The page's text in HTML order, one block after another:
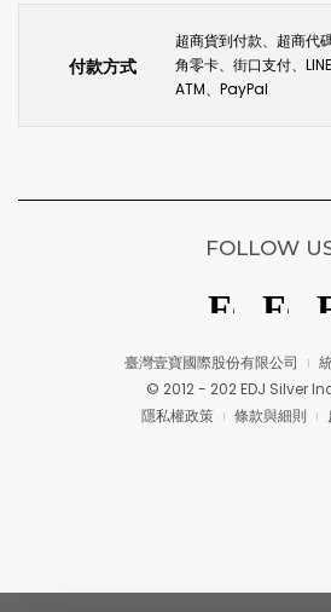
付款方式
超商貨到付款、超商代
角零卡、街口支付、
ATM、PayPal
臺灣壹寶國際股份有限公司
© 2012 - 202 EDJ Silver
隱私權政策
條款與細則
FOLLOW